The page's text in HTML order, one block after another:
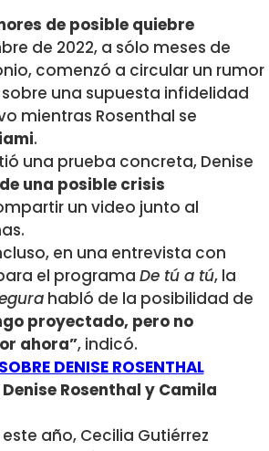
de posible quiebre
de 2022, a sólo meses de
comenzó a circular un rumor
una supuesta infidelidad
mientras Rosenthal se
.
una prueba concreta, Denise
una posible crisis
un video junto al
en una entrevista con
el programa De tú a tú, la
habló de la posibilidad de
proyectado, pero no
ahora”, indicó.
DENISE ROSENTHAL
Rosenthal y Camila
año, Cecilia Gutiérrez